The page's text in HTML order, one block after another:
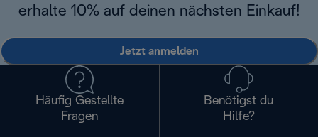
erhalte 10% auf deinen nächsten Einkauf!
Jetzt anmelden
Häufig Gestellte
Fragen
Benötigst du
Hilfe?